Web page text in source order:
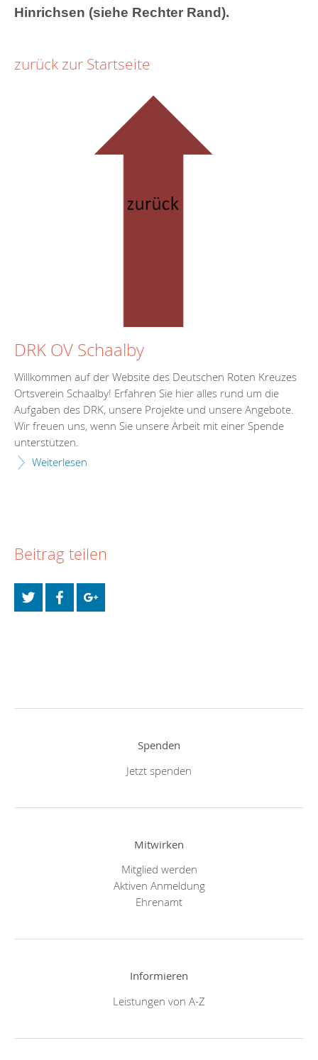
Hinrichsen (siehe Rechter Rand).
zurück zur Startseite
DRK OV Schaalby
Willkommen auf der Website des Deutschen Roten Kreuzes
Ortsverein Schaalby! Erfahren Sie hier alles rund um die
Aufgaben des DRK, unsere Projekte und unsere Angebote.
Wir freuen uns, wenn Sie unsere Arbeit mit einer Spende
unterstützen.
Weiterlesen
Beitrag teilen
Spenden
Jetzt spenden
Mitwirken
Mitglied werden
Aktiven Anmeldung
Ehrenamt
Informieren
Leistungen von A-Z